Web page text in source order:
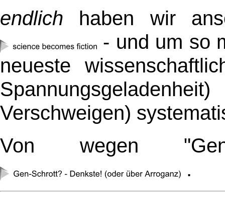
endlich haben wir
- und um so
neueste
Verschweigen)
Von wegen
.